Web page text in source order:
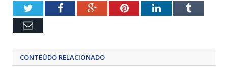
TwitterFacebookGoogle+PinterestLinkedInTumblr
Email
CONTEÚDO RELACIONADO